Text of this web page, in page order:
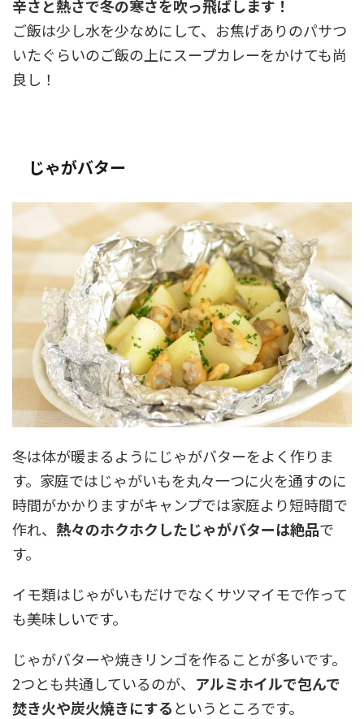
辛さと熱さで冬の寒さを吹っ飛ばします！
ご飯は少し水を少なめにして、お焦げありのパサつ
いたぐらいのご飯の上にスープカレーをかけても尚
良し！
じゃがバター
冬は体が暖まるようにじゃがバターをよく作りま
す。家庭ではじゃがいもを丸々一つに火を通すのに
時間がかかりますがキャンプでは家庭より短時間で
作れ、 熱々のホクホクしたじゃがバターは絶品で
す。
イモ類はじゃがいもだけでなくサツマイモで作って
も美味しいです。
じゃがバターや焼きリンゴを作ることが多いです。
2つとも共通しているのが、 アルミホイルで包んで
焚き火や炭火焼きにするというところです。